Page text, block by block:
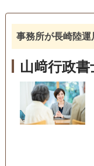
事務所が長崎陸
山﨑行政